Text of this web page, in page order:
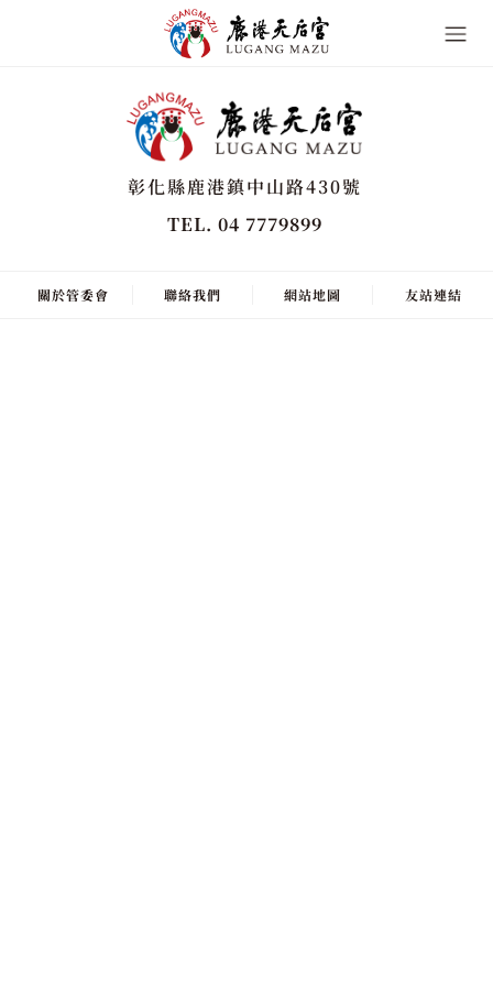
彰化縣鹿港鎮中山路430號
TEL. 04 7779899
關於管委會 聯絡我們 網站地圖 友站連結